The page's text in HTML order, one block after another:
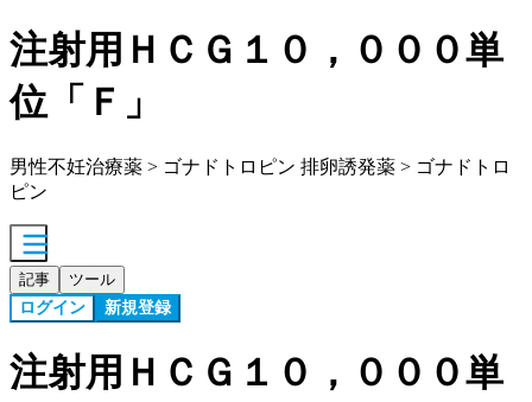
注射用ＨＣＧ１０，０００単
位「Ｆ」
男性不妊治療薬 > ゴナドトロピン 排卵誘発薬 > ゴナドトロ
ピン
記事 ツール
ログイン 新規登録
注射用ＨＣＧ１０，０００単